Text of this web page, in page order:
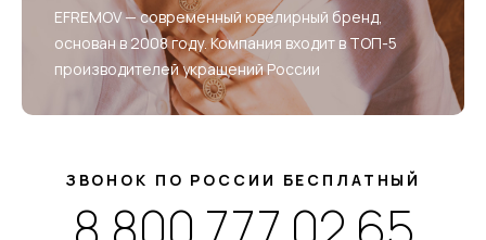
EFREMOV — современный ювелирный бренд,
основан в 2008 году. Компания входит в ТОП-5
производителей украшений России
ЗВОНОК ПО РОССИИ БЕСПЛАТНЫЙ